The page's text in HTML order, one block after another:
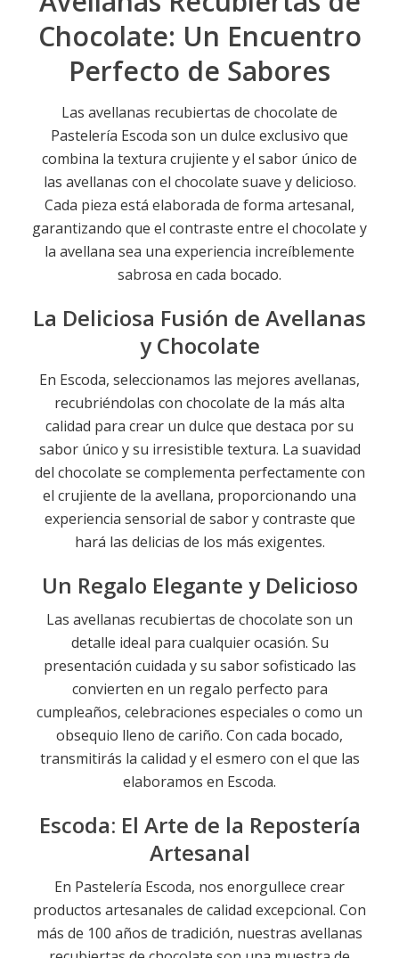
Chocolate: Un Encuentro
Perfecto de Sabores
Las avellanas recubiertas de chocolate de
Pastelería Escoda son un dulce exclusivo que
combina la textura crujiente y el sabor único de
las avellanas con el chocolate suave y delicioso.
Cada pieza está elaborada de forma artesanal,
garantizando que el contraste entre el chocolate y
la avellana sea una experiencia increíblemente
sabrosa en cada bocado.
La Deliciosa Fusión de Avellanas
y Chocolate
En Escoda, seleccionamos las mejores avellanas,
recubriéndolas con chocolate de la más alta
calidad para crear un dulce que destaca por su
sabor único y su irresistible textura. La suavidad
del chocolate se complementa perfectamente con
el crujiente de la avellana, proporcionando una
experiencia sensorial de sabor y contraste que
hará las delicias de los más exigentes.
Un Regalo Elegante y Delicioso
Las avellanas recubiertas de chocolate son un
detalle ideal para cualquier ocasión. Su
presentación cuidada y su sabor sofisticado las
convierten en un regalo perfecto para
cumpleaños, celebraciones especiales o como un
obsequio lleno de cariño. Con cada bocado,
transmitirás la calidad y el esmero con el que las
elaboramos en Escoda.
Escoda: El Arte de la Repostería
Artesanal
En Pastelería Escoda, nos enorgullece crear
productos artesanales de calidad excepcional. Con
más de 100 años de tradición, nuestras avellanas